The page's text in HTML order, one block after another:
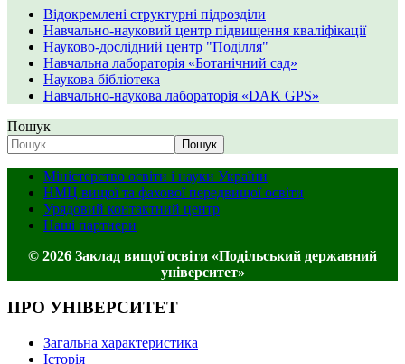
Відокремлені структурні підрозділи
Навчально-науковий центр підвищення кваліфікації
Науково-дослідний центр "Поділля"
Навчальна лабораторія «Ботанічний сад»
Наукова бібліотека
Навчально-наукова лабораторія «DAK GPS»
Пошук
Пошук
Міністерство освіти і науки України
НМЦ вищої та фахової передвищої освіти
Урядовий контактний центр
Наші партнери
© 2026 Заклад вищої освіти «Подільський державний
університет»
ПРО УНІВЕРСИТЕТ
Загальна характеристика
Історія